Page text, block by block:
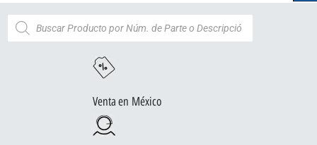
Venta en México